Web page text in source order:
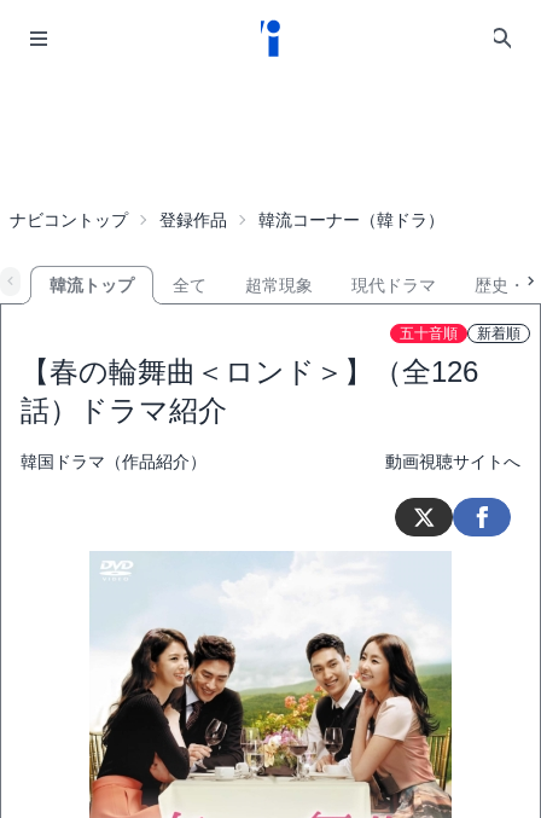
ナビコントップ 登録作品 韓流コーナー（韓ドラ）
韓流トップ 全て 超常現象 現代ドラマ 歴史・
五十音順 新着順
【春の輪舞曲＜ロンド＞】（全126
話）ドラマ紹介
韓国ドラマ（作品紹介） 動画視聴サイトへ